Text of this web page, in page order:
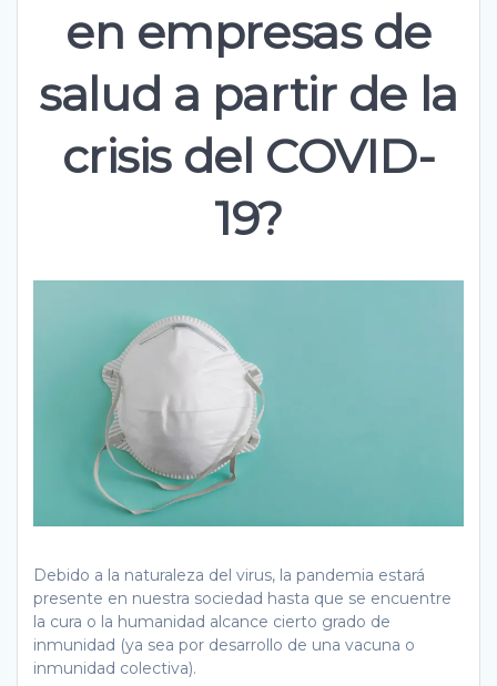
en empresas de
salud a partir de la
crisis del COVID-
19?
Debido a la naturaleza del virus, la pandemia estará
presente en nuestra sociedad hasta que se encuentre
la cura o la humanidad alcance cierto grado de
inmunidad (ya sea por desarrollo de una vacuna o
inmunidad colectiva).